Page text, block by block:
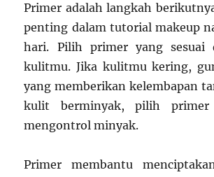
Primer adalah langkah
penting dalam tutorial makeup
hari. Pilih primer yang sesuai
kulitmu. Jika kulitmu kering,
yang memberikan kelembapan
kulit berminyak, pilih primer
mengontrol minyak.
Primer membantu